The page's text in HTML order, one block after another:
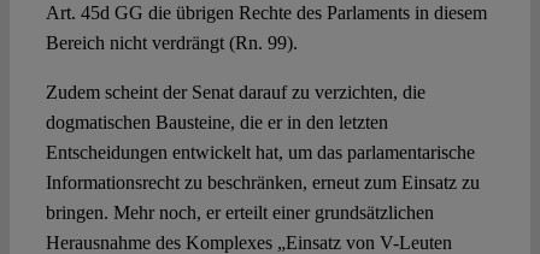
Art. 45d GG die übrigen Rechte des Parlaments in diesem
Bereich nicht verdrängt (Rn. 99).
Zudem scheint der Senat darauf zu verzichten, die
dogmatischen Bausteine, die er in den letzten
Entscheidungen entwickelt hat, um das parlamentarische
Informationsrecht zu beschränken, erneut zum Einsatz zu
bringen. Mehr noch, er erteilt einer grundsätzlichen
Herausnahme des Komplexes „Einsatz von V-Leuten